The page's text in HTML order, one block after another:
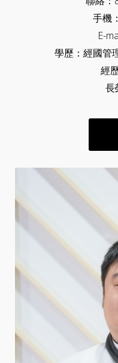
手機
E-
學歷：經國管
經
長